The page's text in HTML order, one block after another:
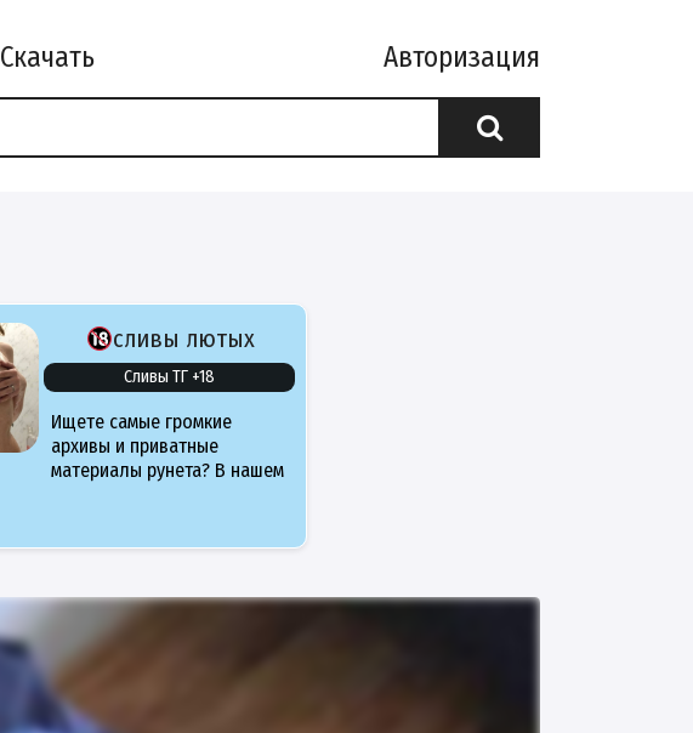
Скачать Авторизация
сливы лютых
Сливы ТГ +18
Ищете самые громкие
архивы и приватные
материалы рунета? В нашем